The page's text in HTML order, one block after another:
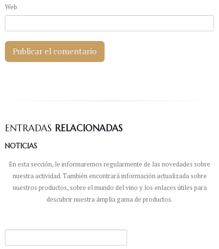
Web
ENTRADAS RELACIONADAS
NOTICIAS
En esta sección, le informaremos regularmente de las novedades sobre
nuestra actividad. También encontrará información actualizada sobre
nuestros productos, sobre el mundo del vino y los enlaces útiles para
descubrir nuestra ámplia gama de productos.